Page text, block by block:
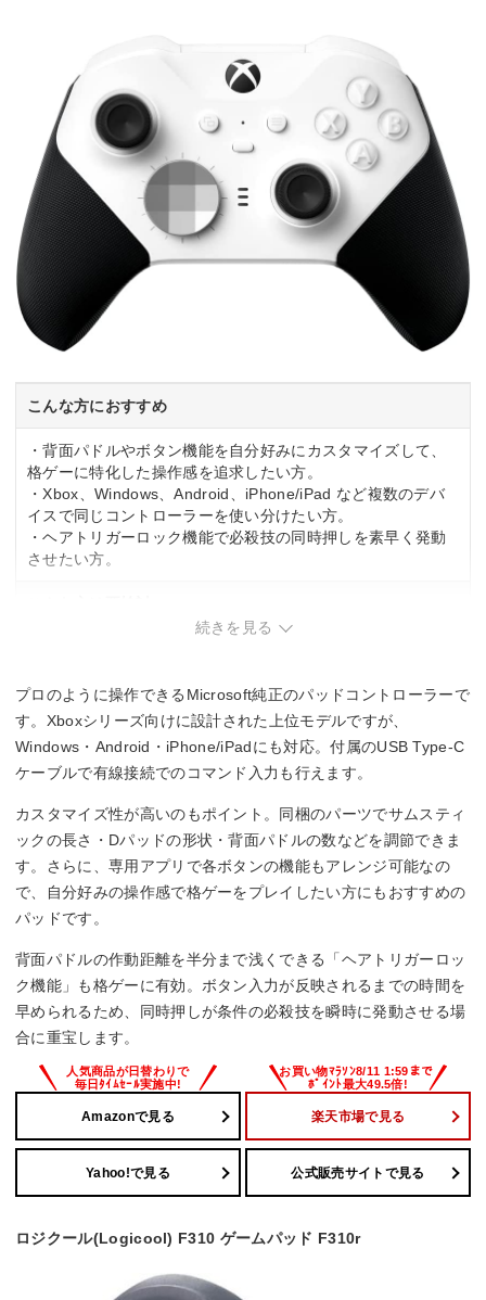
こんな方におすすめ
・背面パドルやボタン機能を自分好みにカスタマイズして、
格ゲーに特化した操作感を追求したい方。
・Xbox、Windows、Android、iPhone/iPad など複数のデバ
イスで同じコントローラーを使い分けたい方。
・ヘアトリガーロック機能で必殺技の同時押しを素早く発動
させたい方。
・PC専用の汎用パッドで十分な方。
続きを見る
プロのように操作できるMicrosoft純正のパッドコントローラーで
す。Xboxシリーズ向けに設計された上位モデルですが、
Windows・Android・iPhone/iPadにも対応。付属のUSB Type-C
ケーブルで有線接続でのコマンド入力も行えます。
カスタマイズ性が高いのもポイント。同梱のパーツでサムスティ
ックの長さ・Dパッドの形状・背面パドルの数などを調節できま
す。さらに、専用アプリで各ボタンの機能もアレンジ可能なの
で、自分好みの操作感で格ゲーをプレイしたい方にもおすすめの
パッドです。
背面パドルの作動距離を半分まで浅くできる「ヘアトリガーロッ
ク機能」も格ゲーに有効。ボタン入力が反映されるまでの時間を
早められるため、同時押しが条件の必殺技を瞬時に発動させる場
合に重宝します。
Amazonで見る 楽天市場で見る
Yahoo!で見る 公式販売サイトで見る
ロジクール(Logicool) F310 ゲームパッド F310r